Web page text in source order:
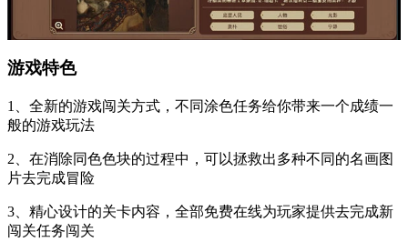
游戏特色
1、全新的游戏闯关方式，不同涂色任务给你带来一个成绩一
般的游戏玩法
2、在消除同色色块的过程中，可以拯救出多种不同的名画图
片去完成冒险
3、精心设计的关卡内容，全部免费在线为玩家提供去完成新
闯关任务闯关